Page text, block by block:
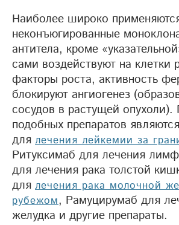
Наиболее широко
неконъюгированные
антитела, кроме
сами воздействуют на клетки
факторы роста, активность
блокируют ангиогенез
сосудов в растущей
подобных препаратов
для лечения лейкемии за
Ритуксимаб для лечения
для лечения рака толстой
для лечения рака молочной
рубежом, Рамуцирумаб для
желудка и другие препараты.